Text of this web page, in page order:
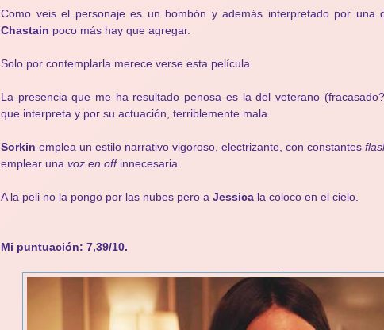
Como veis el personaje es un bombón y además interpretado por una
Chastain poco más hay que agregar.
Solo por contemplarla merece verse esta película.
La presencia que me ha resultado penosa es la del veterano
que interpreta y por su actuación, terriblemente mala.
Sorkin emplea un estilo narrativo vigoroso, electrizante, con constantes
emplear una voz en offinnecesaria.
A la peli no la pongo por las nubes pero a Jessica la coloco en el cielo.
Mi puntuación: 7,39/10.